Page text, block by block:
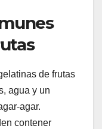
de frutas
agua y un
agar.
contener